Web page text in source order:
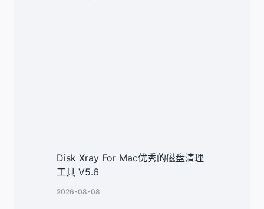
Disk Xray For Mac优秀的磁盘清理
工具 V5.6
2026-08-08